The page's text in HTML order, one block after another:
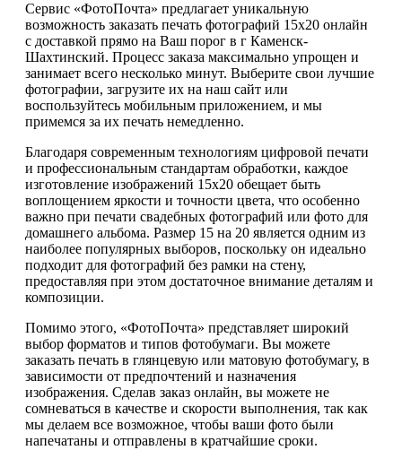
Сервис «ФотоПочта» предлагает уникальную
возможность заказать печать фотографий 15х20 онлайн
с доставкой прямо на Ваш порог в г Каменск-
Шахтинский. Процесс заказа максимально упрощен и
занимает всего несколько минут. Выберите свои лучшие
фотографии, загрузите их на наш сайт или
воспользуйтесь мобильным приложением, и мы
примемся за их печать немедленно.
Благодаря современным технологиям цифровой печати
и профессиональным стандартам обработки, каждое
изготовление изображений 15х20 обещает быть
воплощением яркости и точности цвета, что особенно
важно при печати свадебных фотографий или фото для
домашнего альбома. Размер 15 на 20 является одним из
наиболее популярных выборов, поскольку он идеально
подходит для фотографий без рамки на стену,
предоставляя при этом достаточное внимание деталям и
композиции.
Помимо этого, «ФотоПочта» представляет широкий
выбор форматов и типов фотобумаги. Вы можете
заказать печать в глянцевую или матовую фотобумагу, в
зависимости от предпочтений и назначения
изображения. Сделав заказ онлайн, вы можете не
сомневаться в качестве и скорости выполнения, так как
мы делаем все возможное, чтобы ваши фото были
напечатаны и отправлены в кратчайшие сроки.